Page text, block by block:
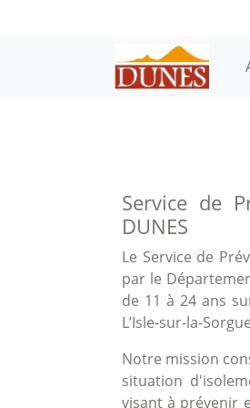
Service de
DUNES
Le Service de
par le
de 11 à 24 ans
L’Isle-sur-la-
Notre mission
situation
visant à prévenir